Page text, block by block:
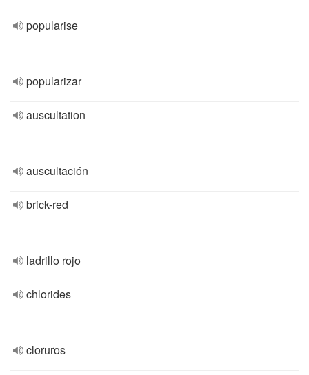
popularise
popularizar
auscultation
auscultación
brick-red
ladrillo rojo
chlorides
cloruros